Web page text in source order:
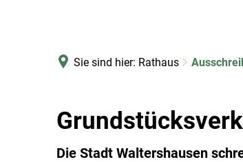
Sie sind hier: Rathaus
Die Stadt Waltershausen